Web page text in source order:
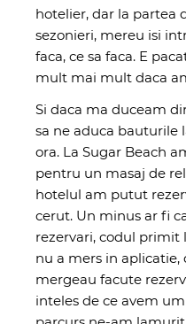
hotelier, dar la partea
sezonieri, mereu isi
faca, ce sa faca. E
mult mai mult daca
Si daca ma duceam
sa ne aduca bauturile
ora. La Sugar Beach
pentru un masaj de
hotelul am putut
cerut. Un minus ar fi
rezervari, codul primit
nu a mers in
mergeau facute
inteles de ce avem